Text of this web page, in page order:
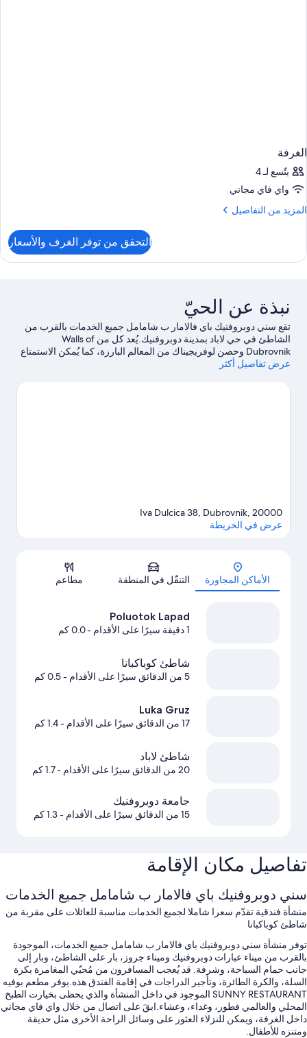
الغرفة
يتّسع لـ 4
واي فاي مجاني
المزيد من التفاصيل
المزيد
الغرفة
التحقق من توفر الغرف والأسعار
نبذة عن الحيّ
تقع سني دوبروفنيك باي فالامار ب شامامل جميع الخدمات ‏بالقرب من
الشاطئ في حي لاباد بمدينة دوبروفنيك.يُعد كل من Walls of
Dubrovnik وحصن لوفريجيناك من المعالم البارزة، كما يُمكن الاستمتاع
بمشاهدة الجمال الطبيعي للمنطقة في شاطئ كوباكبانا وشاطئ
موصى بهما للزيارة.اكتشف المغامرات المائية في المنطقة من خلال
عرض تفاصيل أكثر
الخريطة
Iva Dulcica 38, Dubrovnik, 20000
عرض في الخريطة
الأماكن المجاورة التنقّل في المنطقة مطاعم
Poluotok Lapad
1 دقيقة سيرًا على الأقدام - 0.0 كم
شاطئ كوباكبانا
5 من الدقائق سيرًا على الأقدام - 0.5 كم
Luka Gruz
17 من الدقائق سيرًا على الأقدام - 1.4 كم
شاطئ لاباد
20 من الدقائق سيرًا على الأقدام - 1.7 كم
جامعة دوبروفنيك
15 من الدقائق سيرًا على الأقدام - 1.3 كم
تفاصيل مكان الإقامة
سني دوبروفنيك باي فالامار ب شامامل جميع الخدمات
منشأة فندقية تقدّم سعرا شاملا لجميع الخدمات مناسبة للعائلات على مقربة من
شاطئ كوباكبانا
توفر منشأة سني دوبروفنيك باي فالامار ب شامامل جميع الخدمات، الموجودة
بالقرب من ميناء عبارات دوبروفنيك وميناء جروز، بار على الشاطئ، وبار إلى
جانب حمام السباحة، وشرفة. قد يُعجب المسافرون من مُحبّي المغامرة بكرة
السلة، والكرة الطائرة، وتأجير الدراجات في إقامة الفندق هذه.يوفر مطعم بوفيه
SUNNY RESTAURANT الموجود في داخل المنشأة والذي يحظى بخيارت الطبخ
المحلي والعالمي فطور، وغداء، وعشاء.ابقَ على اتصال من خلال واي فاي مجاني
داخل الغرفة، ويمكن للنزلاء العثور على وسائل الراحة الأخرى مثل حديقة
ومتنزه للأطفال.